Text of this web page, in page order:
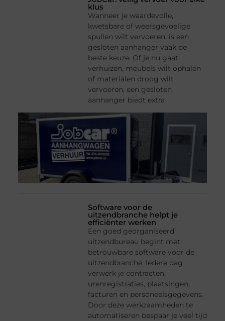
klus
Wanneer je waardevolle,
kwetsbare of weersgevoelige
spullen wilt vervoeren, is een
gesloten aanhanger vaak de
beste keuze. Of je nu gaat
verhuizen, meubels wilt ophalen
of materialen droog wilt
vervoeren, een gesloten
aanhanger biedt extra
Software voor de
uitzendbranche helpt je
efficiënter werken
Een goed georganiseerd
uitzendbureau begint met
betrouwbare software voor de
uitzendbranche. Iedere dag
verwerk je contracten,
urenregistraties, plaatsingen,
facturen en personeelsgegevens.
Door deze werkzaamheden te
automatiseren bespaar je veel tijd